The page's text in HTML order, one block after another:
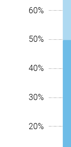
10%
60%
50%
40%
30%
20%